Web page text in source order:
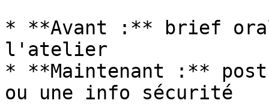
* **Avant :** brief
l'atelier
* **Maintenant :**
ou une info sécurité